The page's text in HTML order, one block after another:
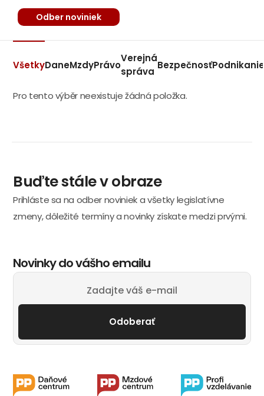
Odber noviniek
VšetkyDaneMzdyPrávo
Verejná
správa
Bezpečnosť
Pro tento výběr neexistuje žádná položka.
Buďte stále v obraze
Prihláste sa na odber noviniek a všetky legislatívne
zmeny, dôležité termíny a novinky získate medzi prvými.
Novinky do vášho emailu
Odoberať